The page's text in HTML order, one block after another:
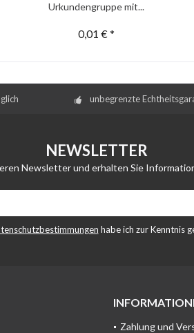
Urkundengruppe mit...
0,01 € *
unbegrenzte
NEWSLETTER
Newsletter und erhalten Sie
habe ich zur Kenntnis
Zahlung und